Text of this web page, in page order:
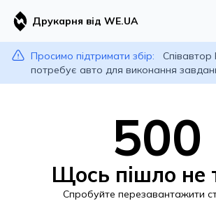
Друкарня від WE.UA
Просимо підтримати збір:
Співавтор
потребує авто для виконання
500
Щось пішло не
Спробуйте перезавантажити